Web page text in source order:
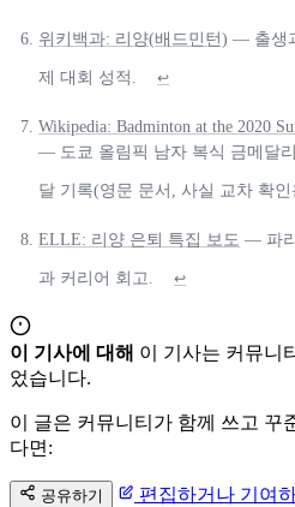
위키백과: 리양(배드민턴) — 출생
제 대회 성적. ↩
Wikipedia: Badminton at the 2020
— 도쿄 올림픽 남자 복식 금메달
달 기록(영문 문서, 사실 교차 확인
ELLE: 리양 은퇴 특집 보도 — 파
과 커리어 회고. ↩
이 기사에 대해 이 기사는 커뮤니
었습니다.
이 글은 커뮤니티가 함께 쓰고 꾸
다면:
공유하기 편집하거나 기여